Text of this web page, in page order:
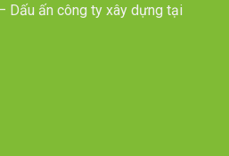
Dấu ấn công ty xây dựng tại